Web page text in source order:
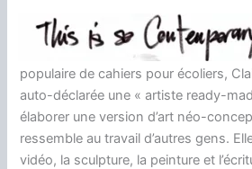
Claire Fontaine est une artiste
2004 et vit à Paris. Après avoir tiré
populaire de cahiers pour écoliers,
auto-déclarée une « artiste ready-
élaborer une version d’art néo-
ressemble au travail d’autres gens.
vidéo, la sculpture, la peinture et